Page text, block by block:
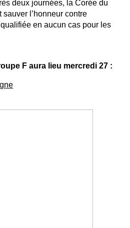
deux journées, la Corée du
l’honneur contre
qualifiée en aucun cas pour les
F aura lieu mercredi 27 :